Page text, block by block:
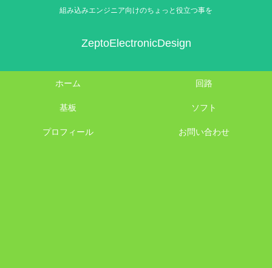
組み込みエンジニア向けのちょっと役立つ事を
ZeptoElectronicDesign
ホーム 回路
基板 ソフト
プロフィール お問い合わせ